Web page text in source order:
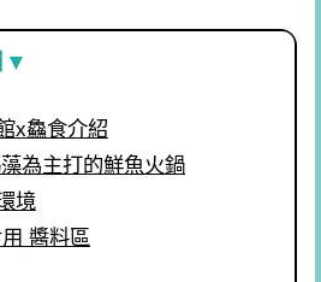
▼
x鱻食介紹
為主打的鮮魚火鍋
境
醬料區